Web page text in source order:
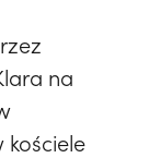
na